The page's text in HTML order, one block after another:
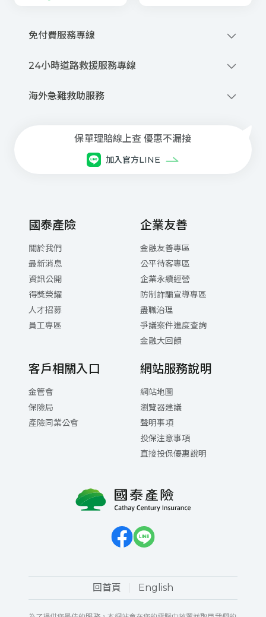
免付費服務專線
0800-212-880
撥打網路電話
每⽇08:30~21:00(本公司專⼈服務)
⾞禍事故諮詢與現場服務
每⽇ 21:00 ~翌⽇08:30(委外專⼈服務)
24小時道路救援服務專線
0800-020-345
海外急難救助服務
保單理賠線上查 優惠不漏接
加入官方LINE
國泰產險
關於我們
最新消息
資訊公開
得獎榮耀
人才招募
員工專區
企業友善
金融友善專區
公平待客專區
企業永續經營
防制詐騙宣導專區
盡職治理
爭議案件進度查詢
金融大回饋
客戶相關入口
金管會
保險局
產險同業公會
網站服務說明
網站地圖
瀏覽器建議
聲明事項
投保注意事項
直接投保優惠說明
回首頁 English